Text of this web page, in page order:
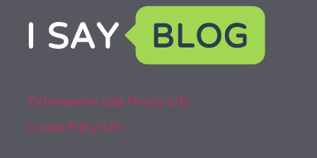
Dichiarazione sulla Privacy (UE)
Cookie Policy (UE)